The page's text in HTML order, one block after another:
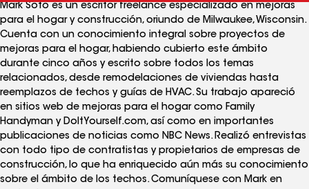
Mark Soto es un escritor freelance especializado en mejoras
para el hogar y construcción, oriundo de Milwaukee, Wisconsin.
Cuenta con un conocimiento integral sobre proyectos de
mejoras para el hogar, habiendo cubierto este ámbito
durante cinco años y escrito sobre todos los temas
relacionados, desde remodelaciones de viviendas hasta
reemplazos de techos y guías de HVAC. Su trabajo apareció
en sitios web de mejoras para el hogar como Family
Handyman y DoItYourself.com, así como en importantes
publicaciones de noticias como NBC News. Realizó entrevistas
con todo tipo de contratistas y propietarios de empresas de
construcción, lo que ha enriquecido aún más su conocimiento
sobre el ámbito de los techos. Comuníquese con Mark en